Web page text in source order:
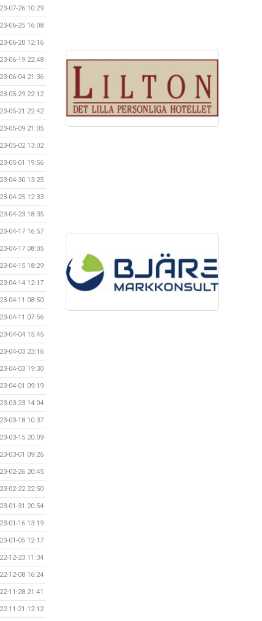
07-26 10:29
06-25 16:08
06-20 12:16
06-19 22:48
06-04 21:36
05-29 22:12
05-21 22:42
05-09 21:05
05-02 13:02
05-01 19:56
04-30 13:25
04-25 12:33
04-23 18:35
04-17 16:57
04-17 08:05
04-15 18:29
04-14 12:17
04-11 08:50
04-11 07:56
04-04 15:45
04-03 23:16
04-03 19:30
04-01 09:19
03-23 14:04
03-18 10:37
03-15 20:09
03-01 09:26
02-26 20:45
02-22 22:50
01-31 20:54
01-16 13:19
01-05 12:17
12-23 11:34
12-08 16:24
11-28 21:41
11-21 12:12